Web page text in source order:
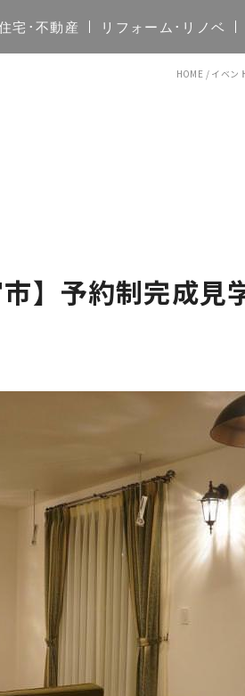
宅･不動産 リフォーム･リノベ
HOME / イベン
予約制完成見